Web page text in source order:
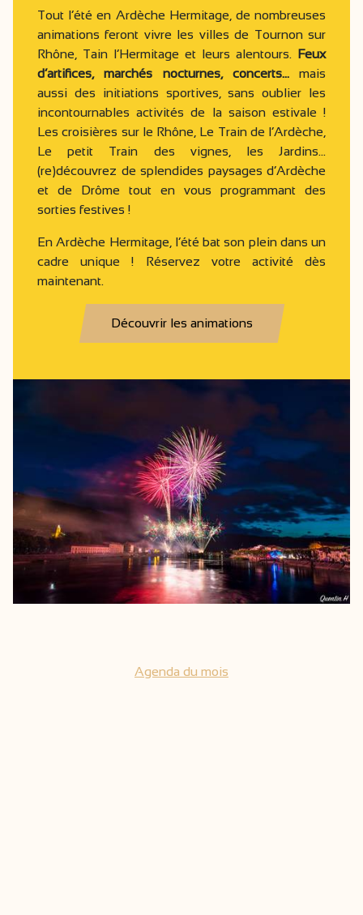
Tout l’été en Ardèche Hermitage, de nombreuses
animations feront vivre les villes de Tournon sur
Rhône, Tain l’Hermitage et leurs alentours. Feux
d’artifices, marchés nocturnes, concerts… mais
aussi des initiations sportives, sans oublier les
incontournables activités de la saison estivale !
Les croisières sur le Rhône, Le Train de l’Ardèche,
Le petit Train des vignes, les Jardins…
(re)découvrez de splendides paysages d’Ardèche
et de Drôme tout en vous programmant des
sorties festives !
En Ardèche Hermitage, l’été bat son plein dans un
cadre unique ! Réservez votre activité dès
maintenant.
Découvrir les animations
Agenda du mois